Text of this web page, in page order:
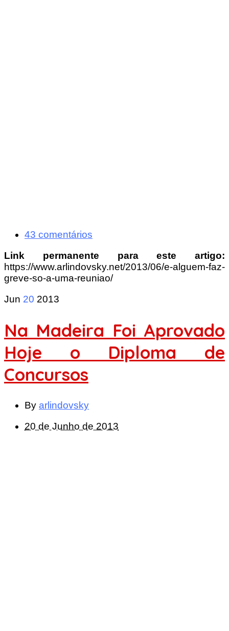
43 comentários
Link permanente para este artigo:
https://www.arlindovsky.net/2013/06/e-alguem-faz-
greve-so-a-uma-reuniao/
Jun 20 2013
Na Madeira Foi Aprovado
Hoje o Diploma de
Concursos
By arlindovsky
20 de Junho de 2013